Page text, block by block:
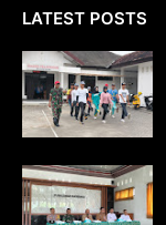
LATEST POSTS